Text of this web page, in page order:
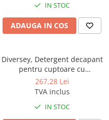
IN STOC
ADAUGA IN COS
Diversey, Detergent decapant
pentru cuptoare cu
autocuratare Suma Auto Oven
Clean D9.10, 5L
267,28 Lei
TVA inclus
IN STOC